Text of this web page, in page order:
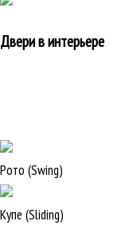
Двери в интерьере
Рото (Swing)
Купе (Sliding)